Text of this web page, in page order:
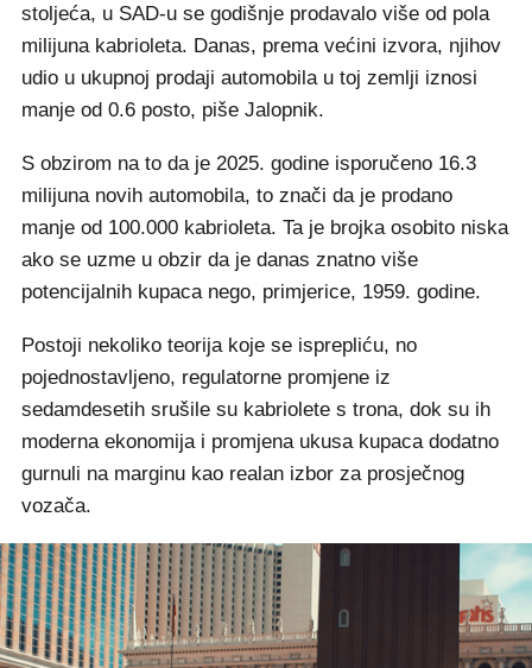
stoljeća, u SAD-u se godišnje prodavalo više od pola
milijuna kabrioleta. Danas, prema većini izvora, njihov
udio u ukupnoj prodaji automobila u toj zemlji iznosi
manje od 0.6 posto, piše Jalopnik.
S obzirom na to da je 2025. godine isporučeno 16.3
milijuna novih automobila, to znači da je prodano
manje od 100.000 kabrioleta. Ta je brojka osobito niska
ako se uzme u obzir da je danas znatno više
potencijalnih kupaca nego, primjerice, 1959. godine.
Postoji nekoliko teorija koje se isprepliću, no
pojednostavljeno, regulatorne promjene iz
sedamdesetih srušile su kabriolete s trona, dok su ih
moderna ekonomija i promjena ukusa kupaca dodatno
gurnuli na marginu kao realan izbor za prosječnog
vozača.